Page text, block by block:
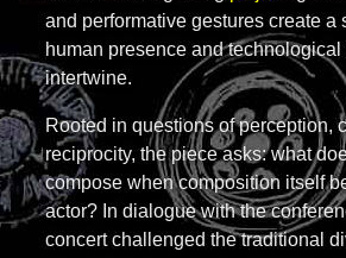
and performative gestures create a
human presence and technological
intertwine.
Rooted in questions of perception,
reciprocity, the piece asks: what
compose when composition itself
actor? In dialogue with the
concert challenged the traditional